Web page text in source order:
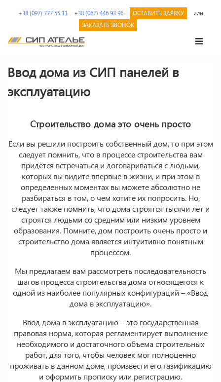
+38 (097) 777 55 11 +38 (067) 446 93 96 ОСТАВИТЬ ЗАЯВКУ
или
ЗАКАЗАТЬ ЗВОНОК
Ателье
панели
и
дома
из
производителя
Ввод дома из СИП панелей в
эксплуатацию
Строительство дома это очень просто
Если вы решили построить собственный дом, то при этом
следует помнить, что в процессе строительства вам
придется встречаться и договариваться с людьми,
которых вы видите впервые в жизни, и при этом в
определенных моментах вы можете абсолютно не
разбираться в том, о чем хотите их попросить. Но,
следует также помнить, что дома строятся тысячи лет и
строятся людьми со средним или низким уровнем
образования. Помните, дом построить очень просто и
строительство дома является интуитивно понятным
процессом.
Мы предлагаем вам рассмотреть последовательность
шагов процесса строительства дома относящегося к
одной из наиболее популярных конфигураций – «Ввод
дома в эксплуатацию».
Ввод дома в эксплуатацию – это государственная
правовая норма, которая регламентирует выполнение
необходимого и достаточного объема строительных
работ, для того, чтобы человек мог полноценно
проживать в данном доме, произвести его газификацию
и оформить прописку или регистрацию.